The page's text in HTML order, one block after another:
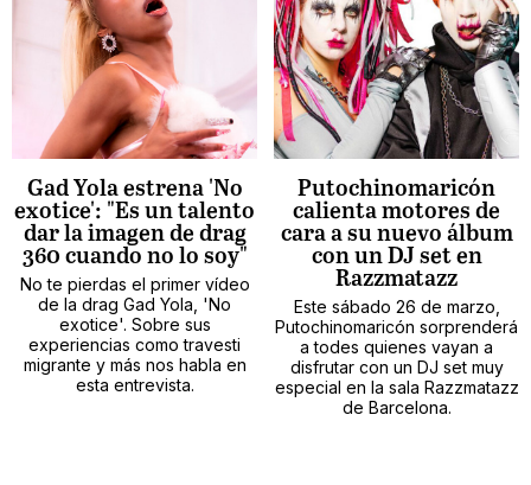
Gad Yola estrena 'No
exotice': "Es un talento
dar la imagen de drag
360 cuando no lo soy"
No te pierdas el primer vídeo
de la drag Gad Yola, 'No
exotice'. Sobre sus
experiencias como travesti
migrante y más nos habla en
esta entrevista.
Putochinomaricón
calienta motores de
cara a su nuevo álbum
con un DJ set en
Razzmatazz
Este sábado 26 de marzo,
Putochinomaricón sorprenderá
a todes quienes vayan a
disfrutar con un DJ set muy
especial en la sala Razzmatazz
de Barcelona.